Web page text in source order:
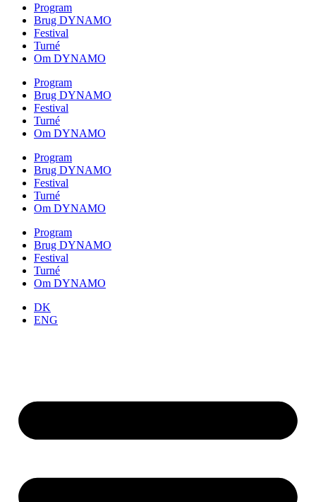
Program
Brug DYNAMO
Festival
Turné
Om DYNAMO
Program
Brug DYNAMO
Festival
Turné
Om DYNAMO
Program
Brug DYNAMO
Festival
Turné
Om DYNAMO
Program
Brug DYNAMO
Festival
Turné
Om DYNAMO
DK
ENG